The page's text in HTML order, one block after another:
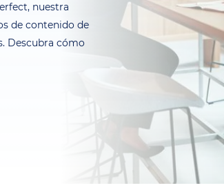
nuestra
de contenido de
Descubra cómo